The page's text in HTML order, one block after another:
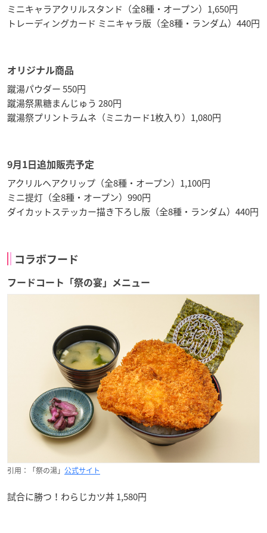
ミニキャラアクリルスタンド（全8種・オープン）1,650円
トレーディングカード ミニキャラ版（全8種・ランダム）440円
オリジナル商品
蹴湯パウダー 550円
蹴湯祭黒糖まんじゅう 280円
蹴湯祭プリントラムネ（ミニカード1枚入り）1,080円
9月1日追加販売予定
アクリルヘアクリップ（全8種・オープン）1,100円
ミニ提灯（全8種・オープン）990円
ダイカットステッカー描き下ろし版（全8種・ランダム）440円
コラボフード
フードコート「祭の宴」メニュー
引用：「祭の湯」 公式サイト
試合に勝つ！わらじカツ丼 1,580円